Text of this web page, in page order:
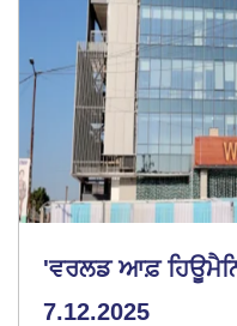
'ਵਰਲਡ ਆਫ਼
7.12.2025